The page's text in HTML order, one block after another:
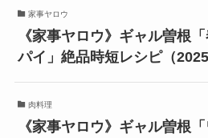
家事ヤロウ
《家事ヤロウ》ギャル曽根
パイ」絶品時短レシピ（2025
肉料理
《家事ヤロウ》ギャル曽根